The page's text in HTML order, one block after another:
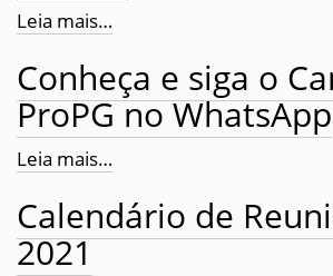
Leia mais…
Conheça e siga o
ProPG no WhatsApp
Leia mais…
Calendário de
2021